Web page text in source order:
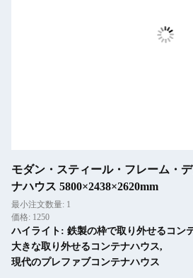
モダン・スティール・フレーム・
ナハウス 5800×2438×2620mm
最小注文数量: 1
価格: 1250
ハイライト: 鉄製の枠で取り外せるコン
大きな取り外せるコンテナハウス,
現代のプレファブコンテナハウス